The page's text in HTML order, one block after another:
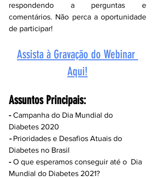
respondendo a perguntas e
comentários. Não perca a oportunidade
de participar!
Assista à Gravação do Webinar
Aqui!
Assuntos Principais:
- Campanha do Dia Mundial do
Diabetes 2020
- Prioridades e Desafios Atuais do
Diabetes no Brasil
- O que esperamos conseguir até o  Dia
Mundial do Diabetes 2021?